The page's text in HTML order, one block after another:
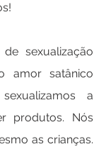
amor satânico
a
produtos. Nós
as crianças.